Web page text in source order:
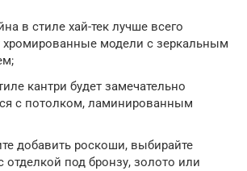
в стиле хай-тек лучше всего
хромированные модели с зеркальным
кантри будет замечательно
с потолком, ламинированным
добавить роскоши, выбирайте
отделкой под бронзу, золото или